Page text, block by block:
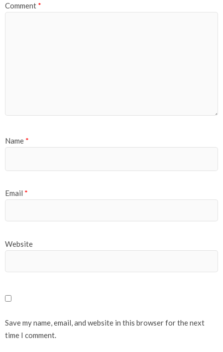
Comment *
Name *
Email *
Website
Save my name, email, and website in this browser for the next
time I comment.